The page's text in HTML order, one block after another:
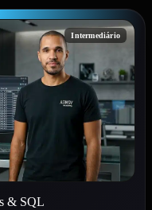
Intermediário
& SQL